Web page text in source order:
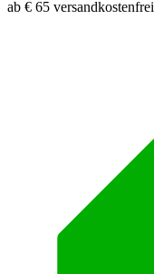
ab € 65 versandkostenfrei